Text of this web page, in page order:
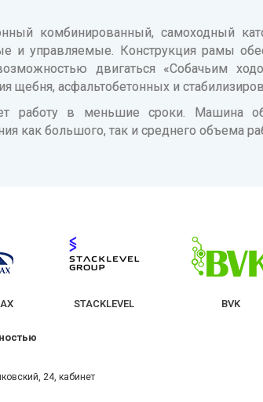
комбинированный, самоходный
и управляемые. Конструкция рамы
двигаться «Собачьим
щебня, асфальтобетонных и
работу в меньшие сроки. Машина
как большого, так и среднего объема
STACKLEVEL
24, кабинет